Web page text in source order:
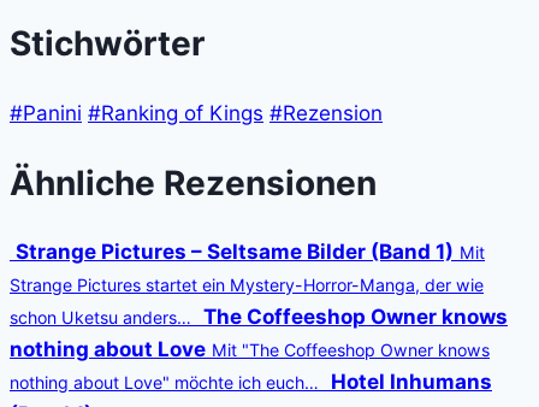
Stichwörter
#Panini #Ranking of Kings #Rezension
Ähnliche Rezensionen
Strange Pictures – Seltsame Bilder (Band 1) Mit
Strange Pictures startet ein Mystery-Horror-Manga, der wie
schon Uketsu anders…
The Coffeeshop Owner knows
nothing about Love Mit "The Coffeeshop Owner knows
nothing about Love" möchte ich euch…
Hotel Inhumans